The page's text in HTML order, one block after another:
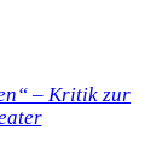
– Kritik zur